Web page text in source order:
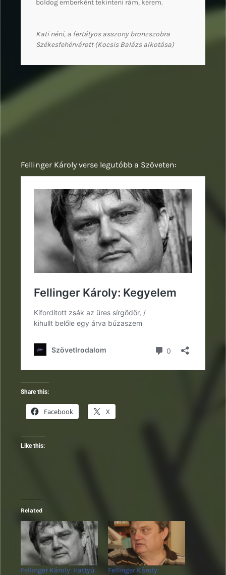
boldog emberként tekinteni rám, kérem.
Kati néni, a fertályos asszony bronzszobra
Székesfehérvárott (Kocsis Balázs alkotása)
Fellinger Károly verse legutóbb a Szöveten:
Share this:
Facebook X
Like this:
Related
Fellinger Károly: Hattyú
Fellinger Károly: